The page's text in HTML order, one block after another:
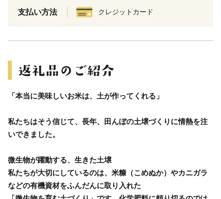
支払い方法 クレジットカード
「本当に美味しいお米は、土が作ってくれる」
私たちはそう信じて、長年、田んぼの土壌づくりに情熱を注
いできました。
微生物が躍動する、生きた土壌
私たちが大切にしているのは、米糠（こめぬか）やカニガラ
などの有機資材をふんだんに取り入れた